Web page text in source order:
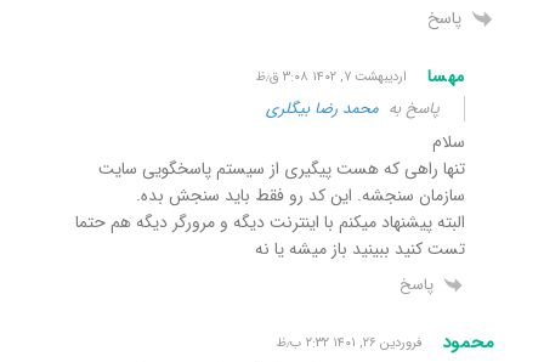
پاسخ
مهسا اردیبهشت ۷, ۱۴۰۲ ۳:۰۸ ق٫ظ
پاسخ به محمد رضا بیگلری
سلام
تنها راهی که هست پیگیری از سیستم پاسخگویی سایت
سازمان سنجشه. این کد رو فقط باید سنجش بده.
البته پیشنهاد میکنم با اینترنت دیگه و مرورگر دیگه هم حتما
تست کنید ببینید باز میشه یا نه
پاسخ
محمود فروردین ۲۶, ۱۴۰۱ ۲:۳۲ ب٫ظ